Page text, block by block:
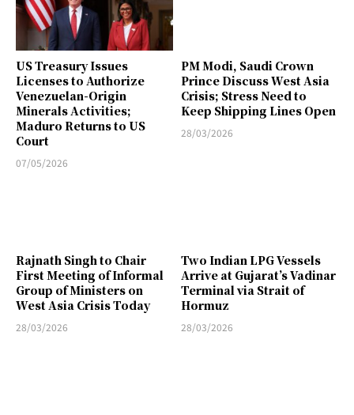
US Treasury Issues
Licenses to Authorize
Venezuelan-Origin
Minerals Activities;
Maduro Returns to US
Court
07/05/2026
PM Modi, Saudi Crown
Prince Discuss West Asia
Crisis; Stress Need to
Keep Shipping Lines Open
28/03/2026
Rajnath Singh to Chair
First Meeting of Informal
Group of Ministers on
West Asia Crisis Today
28/03/2026
Two Indian LPG Vessels
Arrive at Gujarat’s Vadinar
Terminal via Strait of
Hormuz
28/03/2026